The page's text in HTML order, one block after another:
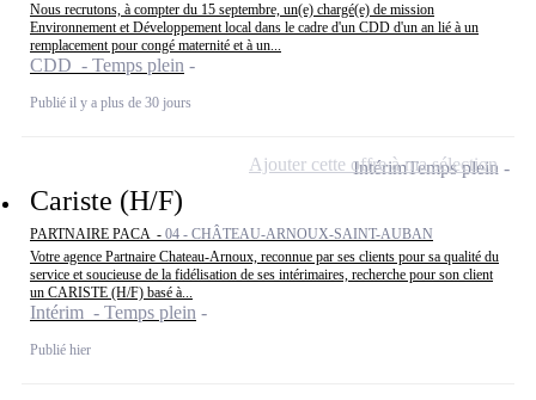
Nous recrutons, à compter du 15 septembre, un(e) chargé(e) de mission
Environnement et Développement local dans le cadre d'un CDD d'un an lié à un
remplacement pour congé maternité et à un...
CDD - Temps plein
Publié il y a plus de 30 jours
Cariste (H/F)
PARTNAIRE PACA - 04 - CHÂTEAU-ARNOUX-SAINT-AUBAN
Votre agence Partnaire Chateau-Arnoux, reconnue par ses clients pour sa qualité du
service et soucieuse de la fidélisation de ses intérimaires, recherche pour son client
un CARISTE (H/F) basé à...
Intérim - Temps plein
Publié hier
IntérimTemps plein
Ajouter cette offre à ma sélection